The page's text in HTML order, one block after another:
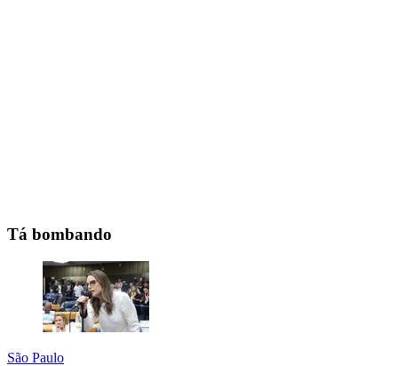
Tá bombando
São Paulo